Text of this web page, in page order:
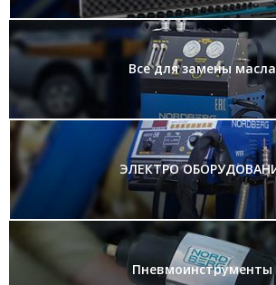
Все для замены масла
ЭЛЕКТРО
Пневмоинструменты